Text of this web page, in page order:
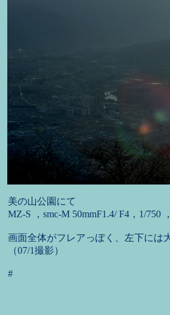
美の山公園にて
MZ-S ，smc-M 50mmF1.4/ F4，1/750
画面全体がフレアっぽく、左下には
（07/1撮影）
#